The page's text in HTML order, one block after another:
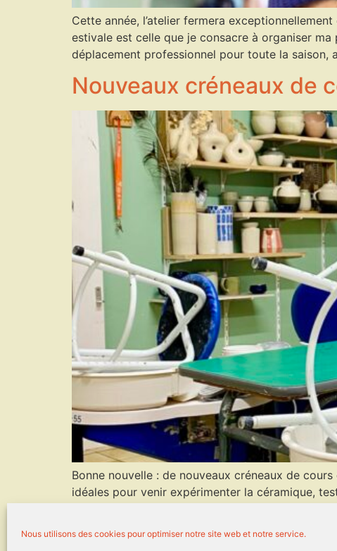
Nous utilisons des cookies pour optimiser notre site web et notre service.
Cette année, l’atelier fermera
estivale est celle que je consacre à organiser
déplacement professionnel pour toute la saison,
Nouveaux créneaux de
Bonne nouvelle : de nouveaux créneaux de
idéales pour venir expérimenter la céramique,